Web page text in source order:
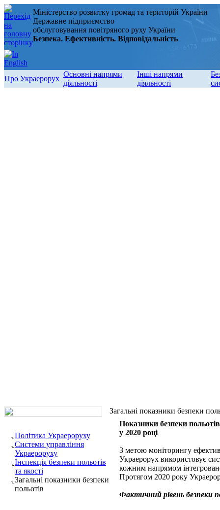
Міністерство розвитку громад та територій України
Державне підприємство
обслуговування повітряного руху України
Безпека. Ефективність. Відповідальність
Про Украерорух
Основні напрями
діяльності
Інші напрями
діяльності
Політика Украероруху
Системи управління
Украероруху
Інспекція безпеки польотів
та якості
Загальні показники безпеки
польотів
Загальні показники безпеки
Показники безпеки
у 2020 році
З метою моніторингу
Украерорух використовує
кожним напрямом
Протягом 2020 року
Фактичний рівень безпеки